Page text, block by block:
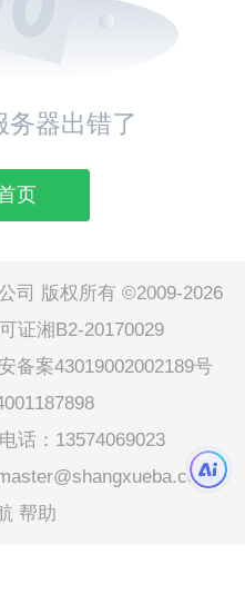
务器出错了
页
司 版权所有 ©2009-2026
证湘B2-20170029
备案43019002002189号
话：13574069023
帮助